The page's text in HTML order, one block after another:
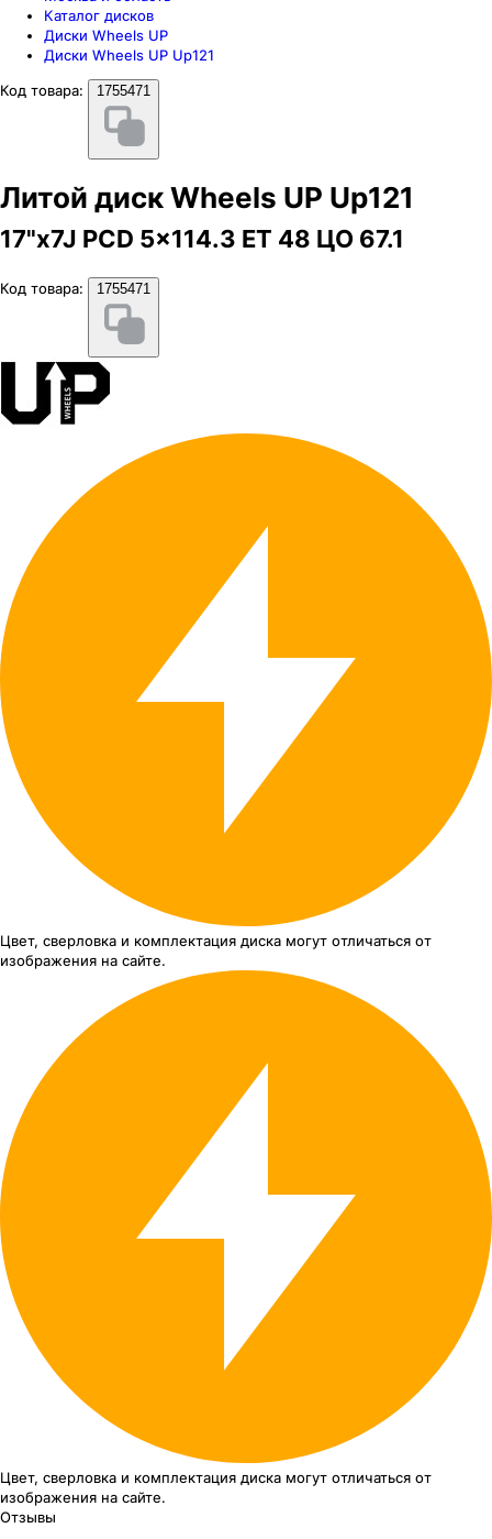
Каталог дисков
Диски Wheels UP
Диски Wheels UP Up121
Код товара:
1755471
Литой диск Wheels UP Up121
17"x7J PCD 5x114.3 ЕТ 48 ЦО 67.1
Код товара: 1755471
Цвет, сверловка и комплектация диска могут отличаться от
изображения на сайте.
Цвет, сверловка и комплектация диска могут отличаться от
изображения на сайте.
Отзывы